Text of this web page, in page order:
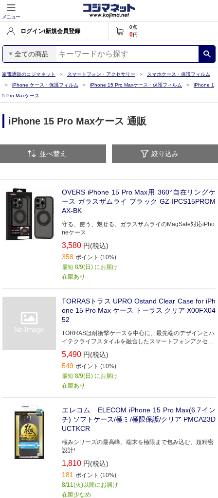
メニュー
ログイン/新規会員登録
0点
0円
全ての商品
家電通販のコジマネット スマートフォン・アクセサリー
スマホケース・保護フィルム
iPhone ケース・保護フィルム
iPhone 15 Pro Maxケース・保護フィルム
iPhone 1
5 Pro Maxケース
iPhone 15 Pro Maxケース 通販
並べ替え 絞り込み
OVERS iPhone 15 Pro Max用 360°自在リングケ
ース ガラスザムライ ブラック GZ-IPCS15PROM
AX-BK
守る、使う、魅せる。ガラスザムライのMagSafe対応iPho
neケース
3,580 円(税込)
358 ポイント (10%)
最短 8/9(日) にお届け
在庫あり
TORRASトラス UPRO Ostand Clear Case for iPh
one 15 Pro Max ケース トーラス クリア X00FX04
52
TORRASは耐衝撃ケースを中心に、最先端のデザインとハ
イテクライフスタイルを融合したスマートフォンアクセサ
リーを世界中に展開しています。
5,490 円(税込)
549 ポイント (10%)
最短 8/9(日) にお届け
在庫あり
エレコム ELECOM iPhone 15 Pro Max(6.7イン
チ) ソフトケース/極ミ/極限保護/クリア PMCA23D
UCTKCR
極みシリーズの最高峰。端末を極限まで包み込む、超精密
設計!
1,810 円(税込)
181 ポイント (10%)
8/11(火)以降にお届け
在庫少なめ